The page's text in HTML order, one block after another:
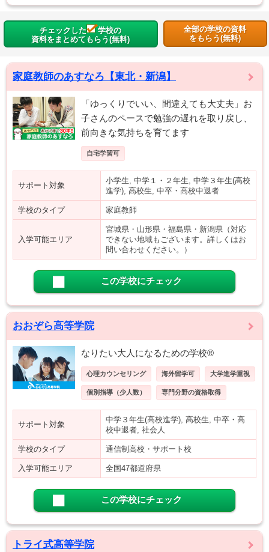
チェックした
学校の
資料をまとめてもらう(無料)
全部の学校の資料
をもらう(無料)
家庭教師のあすなろ【東北・新潟】
「ゆっくりでいい、間違えても大丈夫」お
子さんのペースで勉強の遅れを取り戻し、
前向きな気持ちを育てます
自宅学習可
サポート対象
小学生, 中学１・２年生, 中学３年生(高校
進学), 高校生, 中卒・高校中退者
学校のタイプ 家庭教師
入学可能エリア
宮城県・山形県・福島県・新潟県（対応
できない地域もございます。詳しくはお
問い合わせください。）
この学校にチェック
おおぞら高等学院
なりたい大人になるための学校®
心理カウンセリング 海外留学可 大学進学重視
個別指導（少人数） 専門分野の資格取得
サポート対象
中学３年生(高校進学), 高校生, 中卒・高
校中退者, 社会人
学校のタイプ 通信制高校・サポート校
入学可能エリア 全国47都道府県
この学校にチェック
トライ式高等学院